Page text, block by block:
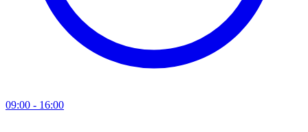
09:00 - 16:00